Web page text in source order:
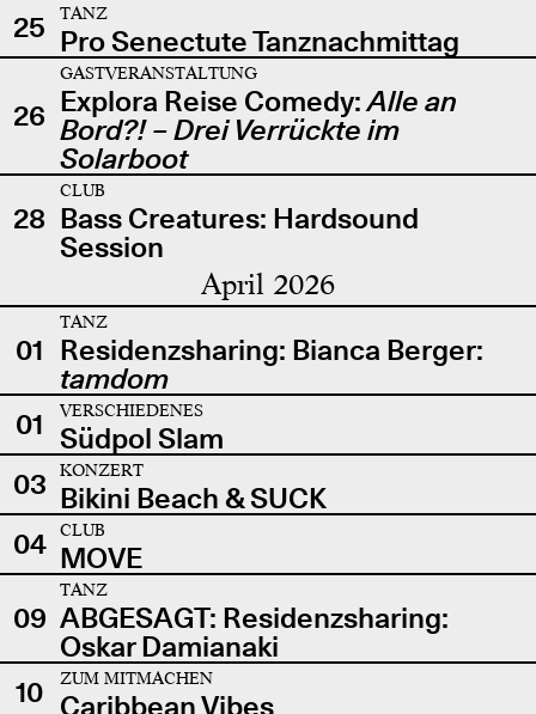
25
TANZ
Pro Senectute Tanznachmittag
26
GASTVERANSTALTUNG
Explora Reise Comedy:Alle an
Bord?! – Drei Verrückte im
Solarboot
28
CLUB
Bass Creatures: Hardsound
Session
April 2026
01
TANZ
Residenzsharing: Bianca Berger:
tamdom
01
VERSCHIEDENES
Südpol Slam
03
KONZERT
Bikini Beach & SUCK
04
CLUB
MOVE
09
TANZ
ABGESAGT: Residenzsharing:
Oskar Damianaki
10
ZUM MITMACHEN
Caribbean Vibes